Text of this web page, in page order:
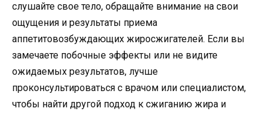
слушайте свое тело, обращайте внимание на свои
ощущения и результаты приема
аппетитовозбуждающих жиросжигателей. Если вы
замечаете побочные эффекты или не видите
ожидаемых результатов, лучше
проконсультироваться с врачом или специалистом,
чтобы найти другой подход к сжиганию жира и